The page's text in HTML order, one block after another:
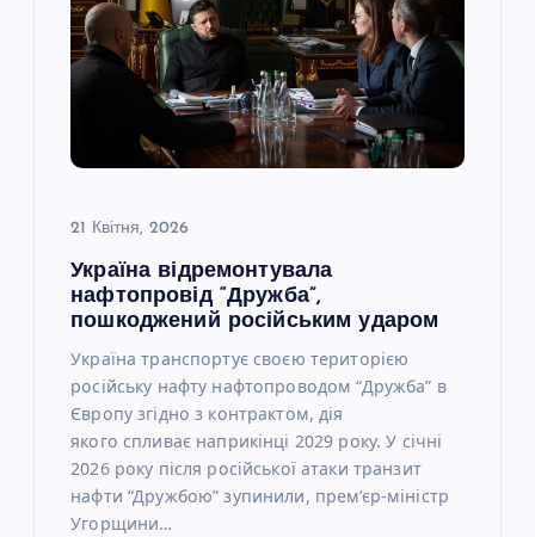
21 Квітня, 2026
Україна відремонтувала
нафтопровід “Дружба”,
пошкоджений російським ударом
Україна транспортує своєю територією
російську нафту нафтопроводом “Дружба” в
Європу згідно з контрактом, дія
якого спливає наприкінці 2029 року. У січні
2026 року після російської атаки транзит
нафти “Дружбою” зупинили, прем’єр-міністр
Угорщини…